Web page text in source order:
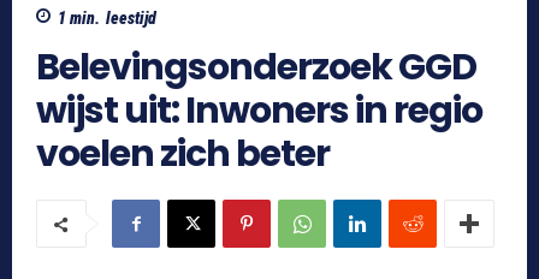
1 min. leestijd
Belevingsonderzoek GGD
wijst uit: Inwoners in regio
voelen zich beter